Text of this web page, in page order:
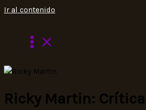
Ir al contenido
Ricky Martin: